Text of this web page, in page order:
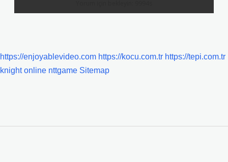
https://enjoyablevideo.com https://kocu.com.tr https://tepi.com.tr
knight online nttgame Sitemap